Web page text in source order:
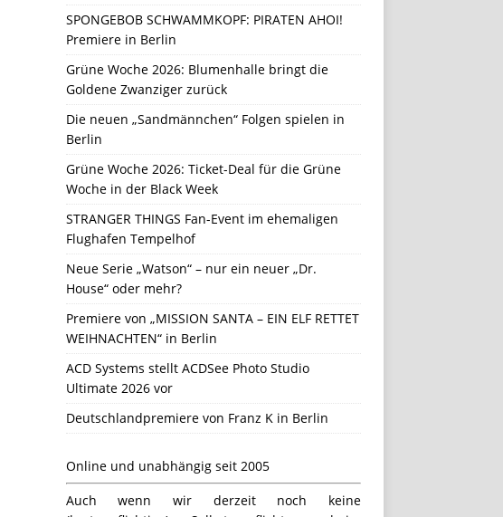
SPONGEBOB SCHWAMMKOPF: PIRATEN AHOI!
Premiere in Berlin
Grüne Woche 2026: Blumenhalle bringt die
Goldene Zwanziger zurück
Die neuen „Sandmännchen“ Folgen spielen in
Berlin
Grüne Woche 2026: Ticket-Deal für die Grüne
Woche in der Black Week
STRANGER THINGS Fan-Event im ehemaligen
Flughafen Tempelhof
Neue Serie „Watson“ – nur ein neuer „Dr.
House“ oder mehr?
Premiere von „MISSION SANTA – EIN ELF RETTET
WEIHNACHTEN“ in Berlin
ACD Systems stellt ACDSee Photo Studio
Ultimate 2026 vor
Deutschlandpremiere von Franz K in Berlin
Online und unabhängig seit 2005
Auch wenn wir derzeit noch keine